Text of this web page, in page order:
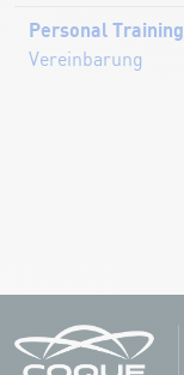
Personal Training
Vereinbarung